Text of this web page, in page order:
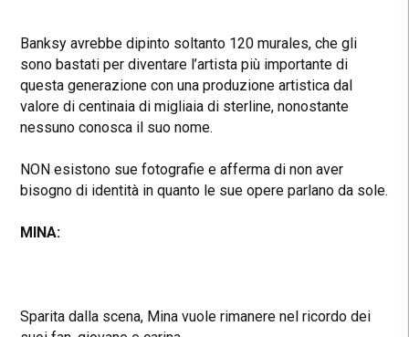
Banksy avrebbe dipinto soltanto 120 murales, che gli
sono bastati per diventare l’artista più importante di
questa generazione con una produzione artistica dal
valore di centinaia di migliaia di sterline, nonostante
nessuno conosca il suo nome.
NON esistono sue fotografie e afferma di non aver
bisogno di identità in quanto le sue opere parlano da sole.
MINA:
Sparita dalla scena, Mina vuole rimanere nel ricordo dei